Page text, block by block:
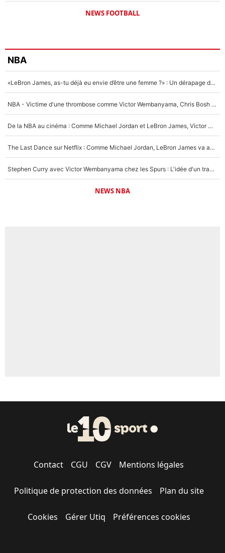
NEWS FOOTBALL
NBA
«LeBron James, as-tu déjà eu envie d’être une femme ?» : Un dérapage de Donald Trump sur la superstar de la NBA refait surface
NBA - Victime d'une thrombose comme Victor Wembanyama, Chris Bosh prévient le Français des risques sur sa santé : «J’ai failli mourir sur le coup et j’ai été ramené à la vie»
De la NBA au cinéma : Comme Michael Jordan et LeBron James, Victor Wembanyama rêve d'une carrière d'acteur !
The Last Dance sur Netflix : Comme Michael Jordan, LeBron James va avoir le droit à sa série !
Stephen Curry avec Victor Wembanyama chez les Spurs : L'idée d'un trade historique est lancée en NBA !
NEWS NBA
Contact CGU CGV Mentions légales
Politique de protection des données Plan du site
Cookies Gérer Utiq Préférences cookies